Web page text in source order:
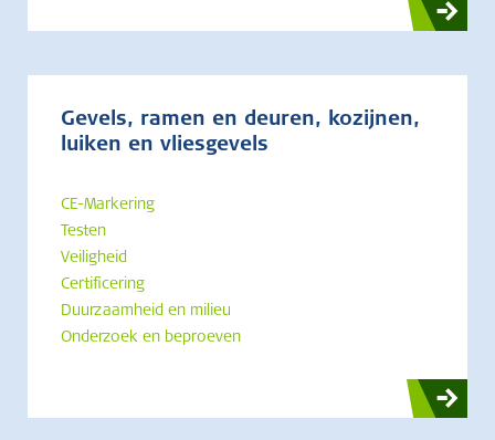
Gevels, ramen en deuren, kozijnen,
luiken en vliesgevels
CE-Markering
Testen
Veiligheid
Certificering
Duurzaamheid en milieu
Onderzoek en beproeven